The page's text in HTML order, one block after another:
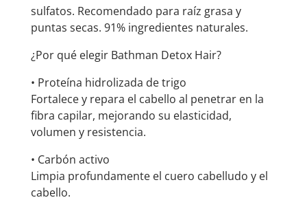
sulfatos. Recomendado para raíz grasa y
puntas secas. 91% ingredientes naturales.
¿Por qué elegir Bathman Detox Hair?
• Proteína hidrolizada de trigo
Fortalece y repara el cabello al penetrar en la
fibra capilar, mejorando su elasticidad,
volumen y resistencia.
• Carbón activo
Limpia profundamente el cuero cabelludo y el
cabello.